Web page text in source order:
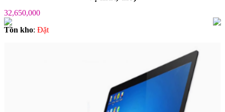
32,650,000
Tồn kho: Ðặt